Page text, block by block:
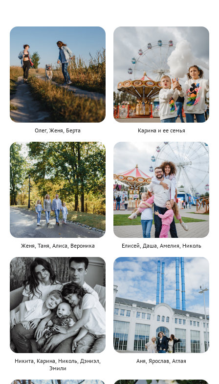
Олег, Женя, Берта Карина и ее семья
Женя, Таня, Алиса, Вероника Елисей, Даша, Амелия, Николь
Никита, Карина, Николь, Дэниэл,
Эмили
Аня, Ярослав, Аглая